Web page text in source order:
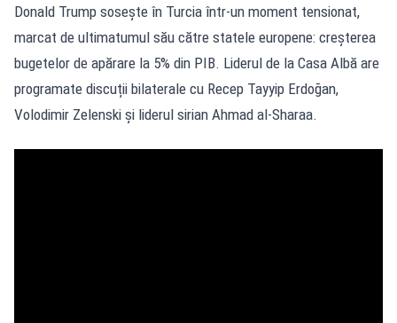
Donald Trump sosește în Turcia într-un moment tensionat,
marcat de ultimatumul său către statele europene: creșterea
bugetelor de apărare la 5% din PIB. Liderul de la Casa Albă are
programate discuții bilaterale cu Recep Tayyip Erdoğan,
Volodimir Zelenski și liderul sirian Ahmad al‑Sharaa.